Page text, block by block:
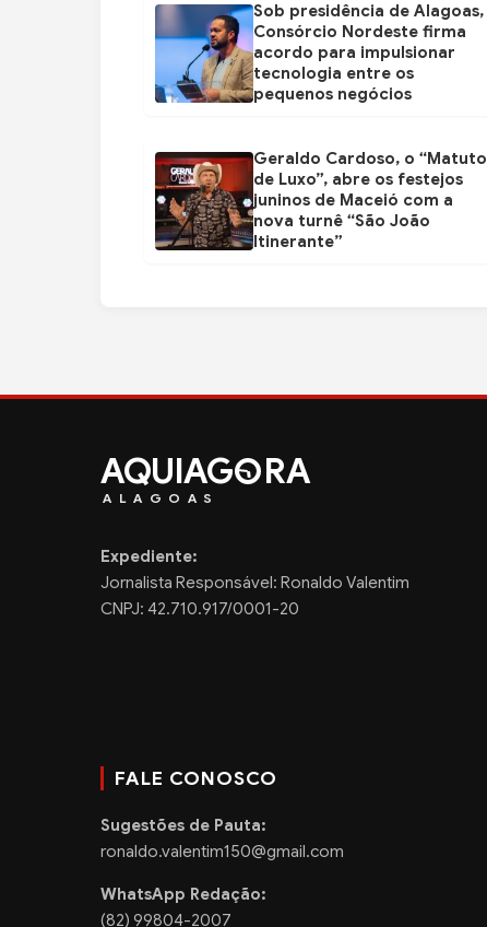
Sob presidência de Alagoas,
Consórcio Nordeste firma
acordo para impulsionar
tecnologia entre os
pequenos negócios
Geraldo Cardoso, o “Matuto
de Luxo”, abre os festejos
juninos de Maceió com a
nova turnê “São João
Itinerante”
AQUIAG RA
ALAGOAS
Expediente:
Jornalista Responsável: Ronaldo Valentim
CNPJ: 42.710.917/0001-20
FALE CONOSCO
Sugestões de Pauta:
ronaldo.valentim150@gmail.com
WhatsApp Redação:
(82) 99804-2007